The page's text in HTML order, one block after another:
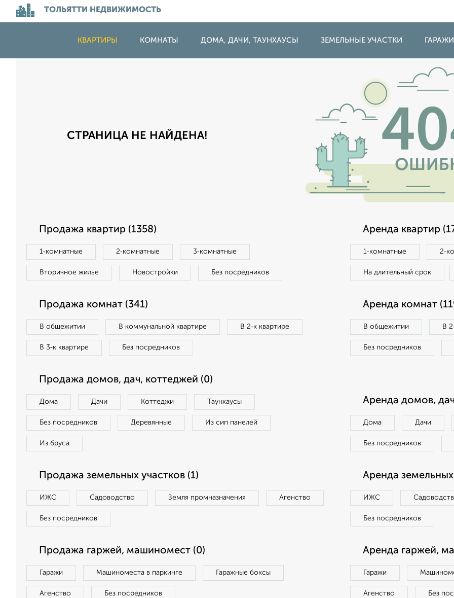
ТОЛЬЯТТИ НЕДВИЖИМОСТЬ
КВАРТИРЫ КОМНАТЫ ДОМА, ДАЧИ, ТАУНХАУСЫ ЗЕМЕЛЬНЫЕ УЧАСТКИ
СТРАНИЦА НЕ НАЙДЕНА!
Продажа квартир (1358)
1‑комнатные 2‑комнатные 3‑комнатные
Вторичное жилье Новостройки Без посредников
Аренда квартир
1‑комнатные
На длительный срок
Продажа комнат (341)
В общежитии В коммунальной квартире В 2‑к квартире
В 3‑к квартире Без посредников
Аренда комнат
В общежитии В
Без посредников
Продажа домов, дач, коттеджей (0)
Дома Дачи Коттеджи Таунхаусы
Без посредников Деревянные Из сип панелей
Из бруса
Аренда домов,
Дома Дачи
Без посредников
Продажа земельных участков (1)
ИЖС Садоводство Земля промназначения Агенство
Без посредников
Аренда земельных
ИЖС
Без посредников
Продажа гаржей, машиномест (0)
Гаражи Машиноместа в паркинге Гаражные боксы
Агенство Без посредников
Аренда гаржей,
Гаражи
Агенство Без